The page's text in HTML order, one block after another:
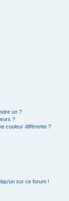
un ?
?
couleur différente ?
sur ce forum !